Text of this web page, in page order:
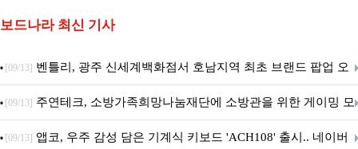
보드나라 최신 기사
[09/13] 벤틀리, 광주 신세계백화점서 호남지역 최초 브랜드 팝업 오
픈
[09/13] 주연테크, 소방가족희망나눔재단에 소방관을 위한 게이밍 모
니터·스마트 펫 침대 기부
[09/13] 앱코, 우주 감성 담은 기계식 키보드 'ACH108' 출시.. 네이버